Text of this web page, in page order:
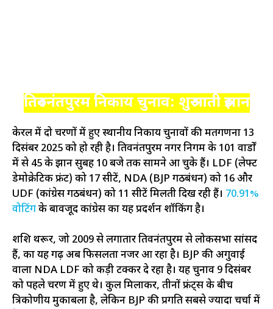
तिरुवनंतपुरम निकाय चुनाव: शुरुआती रुझान
केरल में दो चरणों में हुए स्थानीय निकाय चुनावों की मतगणना 13
दिसंबर 2025 को हो रही है। तिरुवनंतपुरम नगर निगम के 101 वार्डों
में से 45 के रुझान सुबह 10 बजे तक सामने आ चुके हैं। LDF (लेफ्ट
डेमोक्रेटिक फ्रंट) को 17 सीटें, NDA (BJP गठबंधन) को 16 और
UDF (कांग्रेस गठबंधन) को 11 सीटें मिलती दिख रही हैं। 70.91%
वोटिंगके बावजूद कांग्रेस का यह प्रदर्शन शॉकिंग है।
शशि थरूर, जो 2009 से लगातार तिरुवनंतपुरम से लोकसभा सांसद
हैं, का यह गढ़ अब फिसलता नजर आ रहा है। BJP की अगुवाई
वाला NDA LDF को कड़ी टक्कर दे रहा है। यह चुनाव 9 दिसंबर
को पहले चरण में हुए थे। कुल मिलाकर, तीनों फ्रंट्स के बीच
त्रिकोणीय मुकाबला है, लेकिन BJP की प्रगति सबसे ज्यादा चर्चा में